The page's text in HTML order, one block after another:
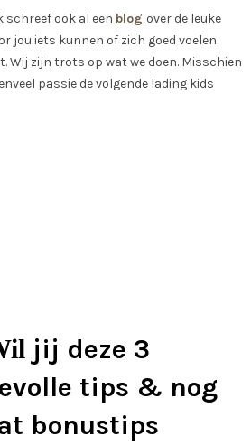
schreef ook al een blog over de leuke
jou iets kunnen of zich goed voelen.
Wij zijn trots op wat we doen. Misschien
passie de volgende lading kids
jij deze 3
tips & nog
bonustips